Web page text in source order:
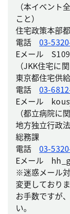
（本イベント
こと）
住宅政策本部
電話03-
Eメール
（JKK住宅に
東京都住宅供
電話03-
Eメール
（都立病院に
地方独立行政
総務課
電話03-
Eメール
※迷惑メール
変更しておりま
お手数ですが
い。